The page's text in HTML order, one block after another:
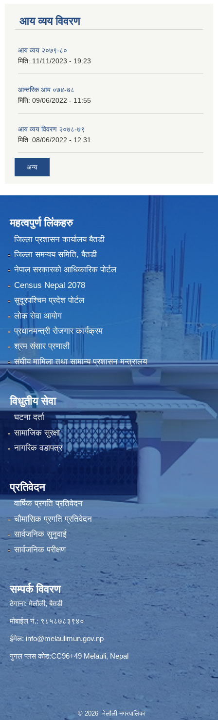
आय व्यय विवरण
आय व्यय २०७९-८०
मिति: 11/11/2023 - 19:23
आन्तरिक आय ०७४-७८
मिति: 09/06/2022 - 11:55
आय व्यय विवरण २०७८-७९
मिति: 08/06/2022 - 12:31
अन्य
महत्वपुर्ण लिंकहरु
जिल्ला प्रशासन कार्यालय बैतडी
जिल्ला समन्वय समिति, बैतडी
नेपाल सरकारको आधिकारिक पोर्टल
Census Nepal 2078
सुदूरपश्चिम प्रदेश पोर्टल
लोक सेवा आयोग
प्रधानमन्त्री रोजगार कार्यक्रम
श्रम संसार प्रणाली
संघीय मामिला तथा सामान्य प्रशासन मन्त्रालय
विधुतीय सेवा
घटना दर्ता
सामाजिक सुरक्षा
नागरिक वडापत्र
प्रतिवेदन
वार्षिक प्रगति प्रतिवेदन
चौमासिक प्रगति प्रतिवेदन
सार्वजनिक सुनुवाई
सार्वजनिक परीक्षण
सम्पर्क विवरण
ठेगाना: मेलौली, बैतडी
मोबाईल नं.: ९८५८७८३९४०
ईमेल: info@melaulimun.gov.np
गुगल प्लस कोड:CC96+49 Melauli, Nepal
© 2026 मेलौली नगरपालिका